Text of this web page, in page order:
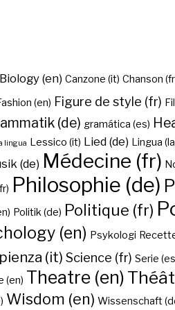
Biology (en) Canzone (it) Chanson
(en) Figure de style (fr)
(de) gramática (es)
lingua Lessico (it) Lied (de) Lingua
(de) Médecine (fr)
Philosophie (de)
Politik (de) Politique (fr)
(en) Psykologi
(it) Science (fr) Serie
(en) Theatre (en)
Wisdom (en) Wissenschaft